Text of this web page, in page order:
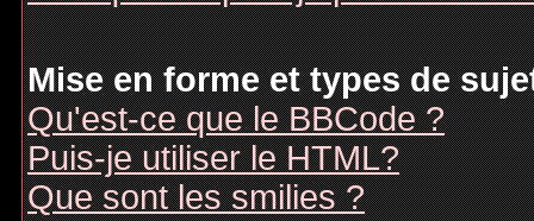
Mise en forme et types de
Qu'est-ce que le BBCode ?
Puis-je utiliser le HTML?
Que sont les smilies ?